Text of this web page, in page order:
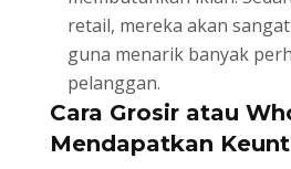
retail, mereka akan
guna menarik banyak
pelanggan.
Cara Grosir atau
Mendapatkan